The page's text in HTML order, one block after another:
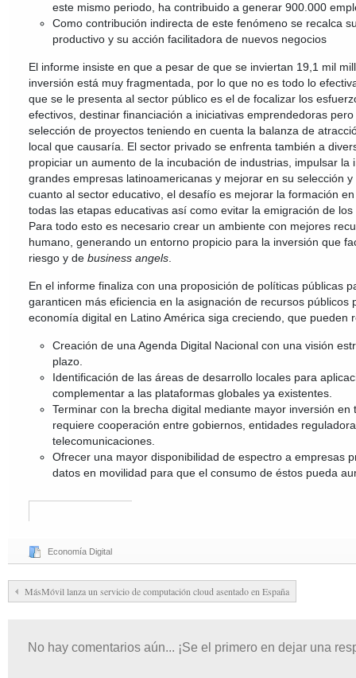
este mismo periodo, ha contribuido a generar 900.000
Como contribución indirecta de este fenómeno se recalca
productivo y su acción facilitadora de nuevos negocios
El informe insiste en que a pesar de que se inviertan 19,1 mil
inversión está muy fragmentada, por lo que no es todo lo
que se le presenta al sector público es el de focalizar los
efectivos, destinar financiación a iniciativas emprendedoras
selección de proyectos teniendo en cuenta la balanza de
local que causaría. El sector privado se enfrenta también a
propiciar un aumento de la incubación de industrias, impulsar la
grandes empresas latinoamericanas y mejorar en su selección y
cuanto al sector educativo, el desafío es mejorar la formación
todas las etapas educativas así como evitar la emigración de
Para todo esto es necesario crear un ambiente con mejores
humano, generando un entorno propicio para la inversión que
riesgo y de business angels
En el informe finaliza con una proposición de políticas públicas
garanticen más eficiencia en la asignación de recursos públicos
economía digital en Latino América siga creciendo, que pueden
Creación de una Agenda Digital Nacional con una visión
plazo.
Identificación de las áreas de desarrollo locales para
complementar a las plataformas globales ya existentes.
Terminar con la brecha digital mediante mayor inversión en
requiere cooperación entre gobiernos, entidades
telecomunicaciones.
Ofrecer una mayor disponibilidad de espectro a empresas
datos en movilidad para que el consumo de éstos pueda
Economía Digital
MásMóvil lanza un servicio de computación cloud asentado en España
No hay comentarios aún... ¡Se el primero en dejar una